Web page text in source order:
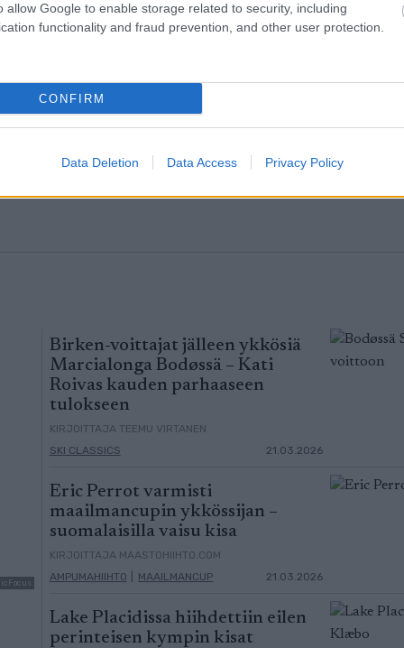
allow Google to enable storage related to security, including
functionality and fraud prevention, and other user protection.
CONFIRM
Data Deletion Data Access Privacy Policy
Birken-voittajat jälleen ykkösiä
Marcialonga Bodøssä – Kati
Roivas kauden parhaaseen
tulokseen
KIRJOITTAJA TEEMU VIRTANEN
SKI CLASSICS
21.03.2026
Eric Perrot varmisti
maailmancupin ykkössijan –
suomalaisilla vaisu kisa
KIRJOITTAJA MAASTOHIIHTO.COM
AMPUMAHIIHTO
MAAILMANCUP 21.03.2026
Lake Placidissa hiihdettiin eilen
perinteisen kympin kisat